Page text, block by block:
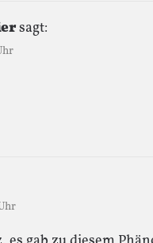
sagt: